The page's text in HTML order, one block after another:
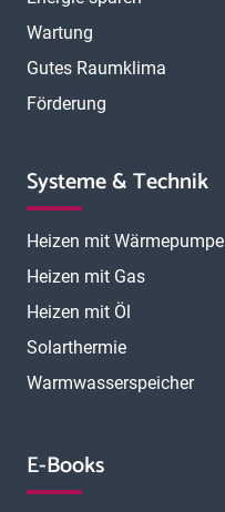
Wartung
Gutes Raumklima
Förderung
Systeme & Technik
Heizen mit Wärmepumpe
Heizen mit Gas
Heizen mit Öl
Solarthermie
Warmwasserspeicher
E-Books